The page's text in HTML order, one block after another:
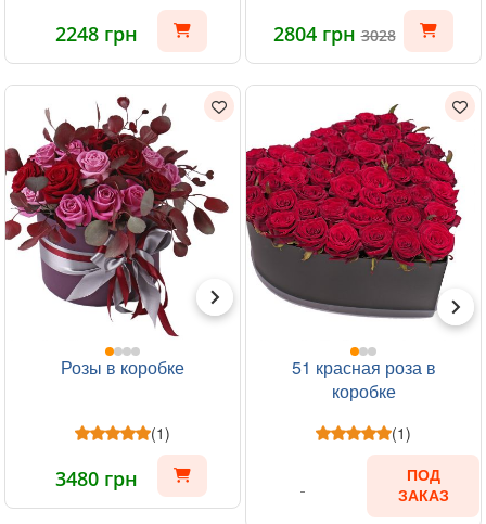
2248 грн 2804 грн3028
Розы в коробке
(1)
3480 грн
51 красная роза в
коробке
(1)
ПОД
ЗАКАЗ